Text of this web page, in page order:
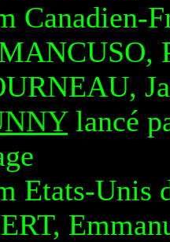
Canadien-
lancé
Etats-Unis